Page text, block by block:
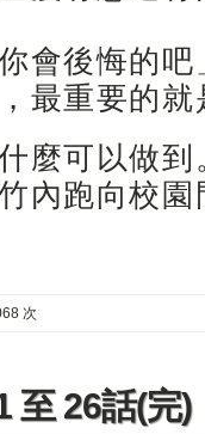
會後悔的
最重要的
麼可以做
內跑向校
次
至 26話(完)